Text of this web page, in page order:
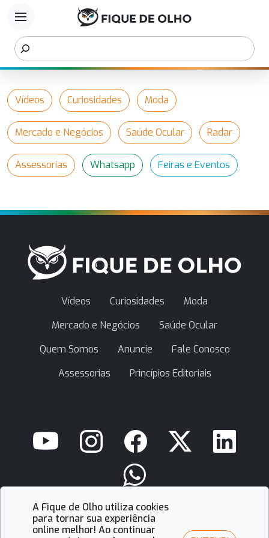
menu
Vídeos Curiosidades Moda
Mercado e Negócios Saúde Ocular Radar
Assessorias Whatsapp Feiras e Eventos
Vídeos Curiosidades
Moda
Mercado e Negócios
Saúde Ocular
Quem Somos
Anuncie
Fale Conosco
Assessorias
Princípios Editoriais
contato@fiquedeolho.com.br
A Fique de Olho utiliza cookies
para tornar sua experiência
online melhor! Ao continuar